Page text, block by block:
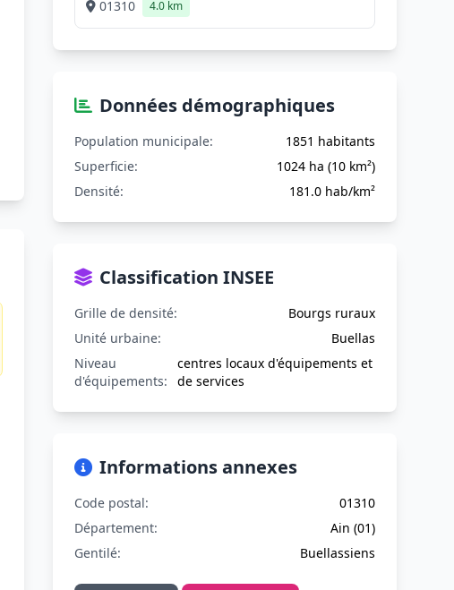
01310 4.0 km
Données démographiques
Population municipale:
1851 habitants
Superficie:
1024 ha (10 km²)
Densité:
181.0 hab/km²
Classification INSEE
Grille de densité:
Bourgs ruraux
Unité urbaine:
Buellas
Niveau
d'équipements:
centres locaux d'équipements et
de services
Informations annexes
Code postal:
01310
Département:
Ain (01)
Gentilé:
Buellassiens